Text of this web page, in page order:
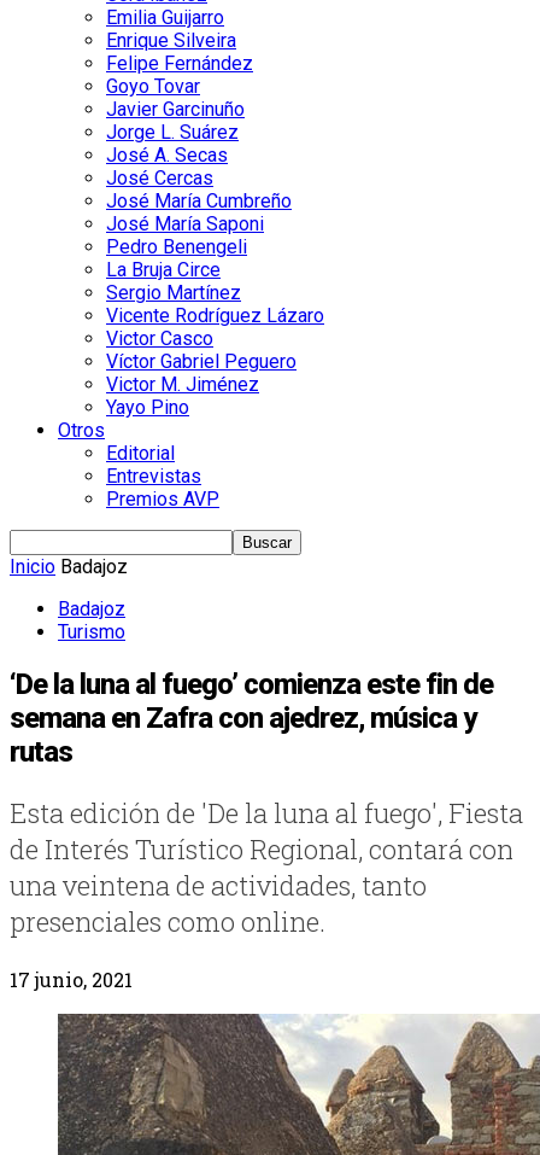
Emilia Guijarro
Enrique Silveira
Felipe Fernández
Goyo Tovar
Javier Garcinuño
Jorge L. Suárez
José A. Secas
José Cercas
José María Cumbreño
José María Saponi
Pedro Benengeli
La Bruja Circe
Sergio Martínez
Vicente Rodríguez Lázaro
Victor Casco
Víctor Gabriel Peguero
Victor M. Jiménez
Yayo Pino
Otros
Editorial
Entrevistas
Premios AVP
Inicio Badajoz
Badajoz
Turismo
‘De la luna al fuego’ comienza este fin de
semana en Zafra con ajedrez, música y
rutas
Esta edición de 'De la luna al fuego', Fiesta
de Interés Turístico Regional, contará con
una veintena de actividades, tanto
presenciales como online.
17 junio, 2021